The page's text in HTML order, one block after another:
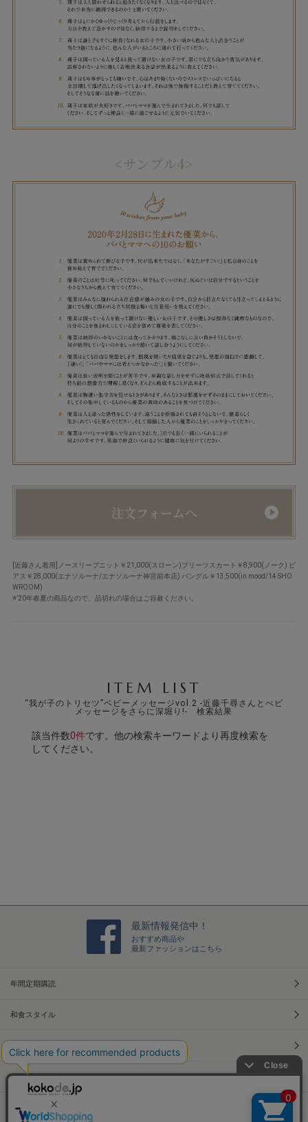
<サンプル4>
注文フォームへ
[近藤さん着用]ノースリーブニット￥21,000(スローン)プリーツスカート￥8,900(ノーク) ピ
アス￥28,000(エナソルーナ/エナソルーナ神宮前本店) バングル￥13,500(in mood/14 SHO
WROOM)
※’20年春夏の商品なので、品切れの場合はご容赦ください。
ITEM LIST
“我が子のトリセツ”ベビーメッセージvol.2 -近藤千尋さんとべビ
メッセージをさらに深堀り!- 検索結果
該当件数0件です。他の検索キーワードより再度検索を
してください。
最新情報発信中！
おすすめ商品や
最新ファッションはこちら
年間定期購読
和食スタイル
本屋さんへ行こう！キャンペーン
Information